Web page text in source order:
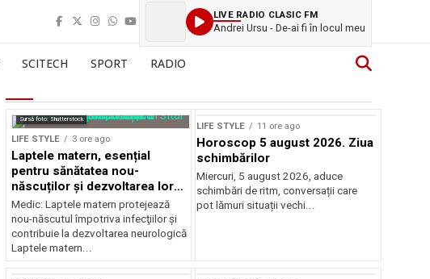
LIVE RADIO CLASIC FM
Andrei Ursu - De-ai fi în locul meu
SCITECH SPORT RADIO
Sursă foto: Shutterstock
LIFE STYLE 3 ore ago
Laptele matern, esențial
pentru sănătatea nou-
născuților și dezvoltarea lor
neurologică
Medic: Laptele matern protejează
nou-născutul împotriva infecţiilor şi
contribuie la dezvoltarea neurologică
Laptele matern...
LIFE STYLE 11 ore ago
Horoscop 5 august 2026. Ziua
schimbărilor
Miercuri, 5 august 2026, aduce
schimbări de ritm, conversații care
pot lămuri situații vechi...